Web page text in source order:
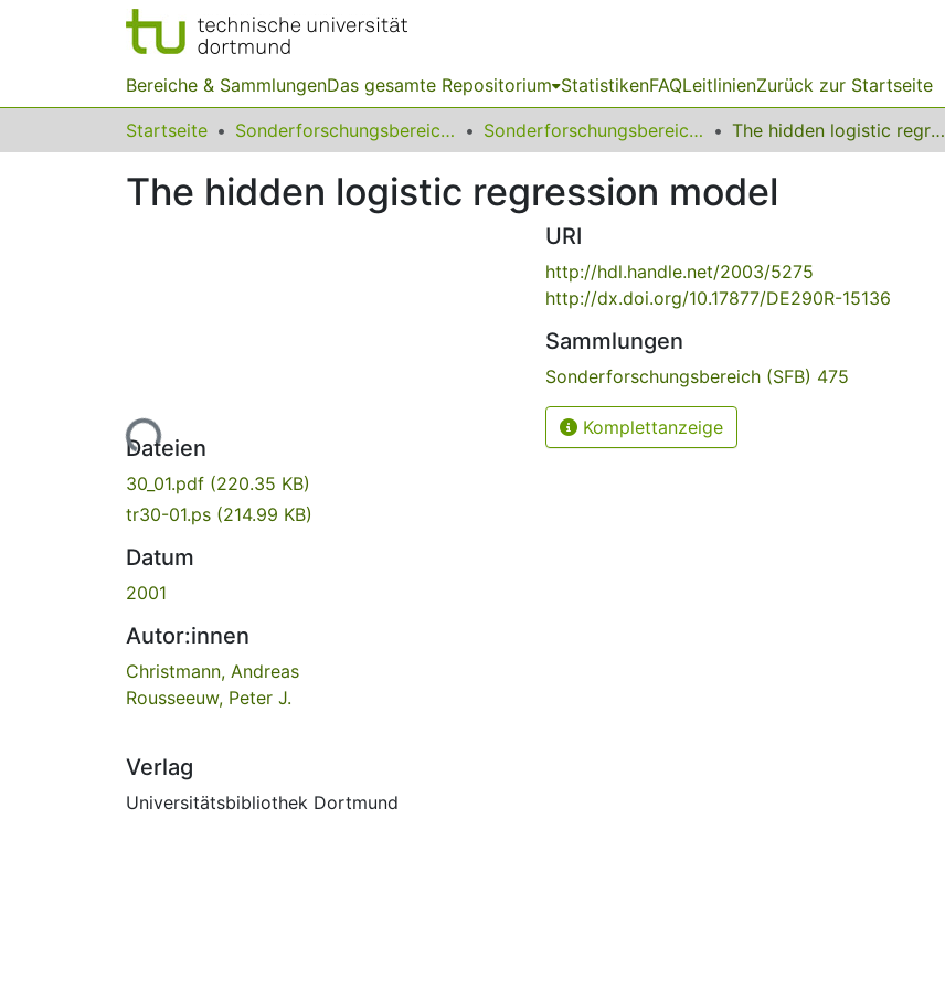
Bereiche & SammlungenDas gesamte Repositorium StatistikenFAQLeitlinienZurück zur Startseite
Startseite Sonderforschungsbereiche Sonderforschungsbereich (SFB) 475 The hidden logistic regression model
The hidden logistic regression model
Lade...
Dateien
30_01.pdf (220.35 KB)
tr30-01.ps (214.99 KB)
Datum
2001
Autor:innen
Christmann, Andreas
Rousseeuw, Peter J.
Verlag
Universitätsbibliothek Dortmund
URI
http://hdl.handle.net/2003/5275
http://dx.doi.org/10.17877/DE290R-15136
Sammlungen
Sonderforschungsbereich (SFB) 475
Komplettanzeige